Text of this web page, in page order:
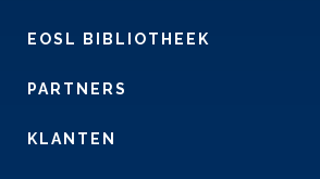
EOSL BIBLIOTHEEK
PARTNERS
KLANTEN